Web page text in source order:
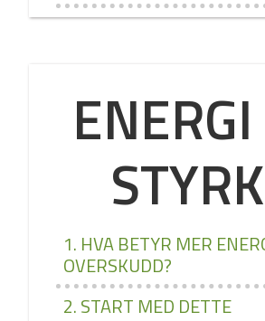
1. HVA BETYR MER
OVERSKUDD?
2. START MED DETTE